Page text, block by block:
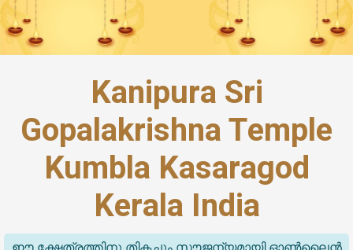
Kanipura Sri
Gopalakrishna Temple
Kumbla Kasaragod
Kerala India